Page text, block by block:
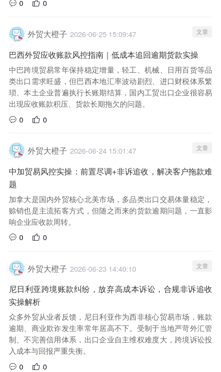
0
0
外贸大橙子 2026-06-25 15:09:47 文章
巴西外贸应收账款风控指南｜低成本追回逾期货款实操
中巴跨境贸易常年保持稳定增量，轻工、机械、日用百货等品
类出口需求旺盛，但巴西本地汇率波动剧烈、进口财税体系繁
琐、本土企业普遍执行长账期结算，国内工贸出口企业很容易
出现应收账款积压、货款长期拖欠的问题。
0
0
外贸大橙子 2026-06-24 15:01:47 文章
中加贸易风控实操：前置尽调+非诉追收，解决客户拖款难
题
加拿大是国内外贸核心北美市场，多品类出口交易体量稳定，
赊销也是主流拓客方式，但随之而来的货款逾期问题，一直影
响企业应收款周转。
0
0
外贸大橙子 2026-06-23 14:40:10 文章
尼日利亚跨境账款纠纷，放弃高成本诉讼，合规非诉追收
实操解析
众多外贸从业者反馈，尼日利亚作为西非核心贸易市场，账款
逾期、商业欺诈发生率常年居高不下。受制于当地严苛外汇管
制、不完善信用体系，出口企业自主维权难度大，跨境诉讼投
入成本与回报严重失衡。
0
0